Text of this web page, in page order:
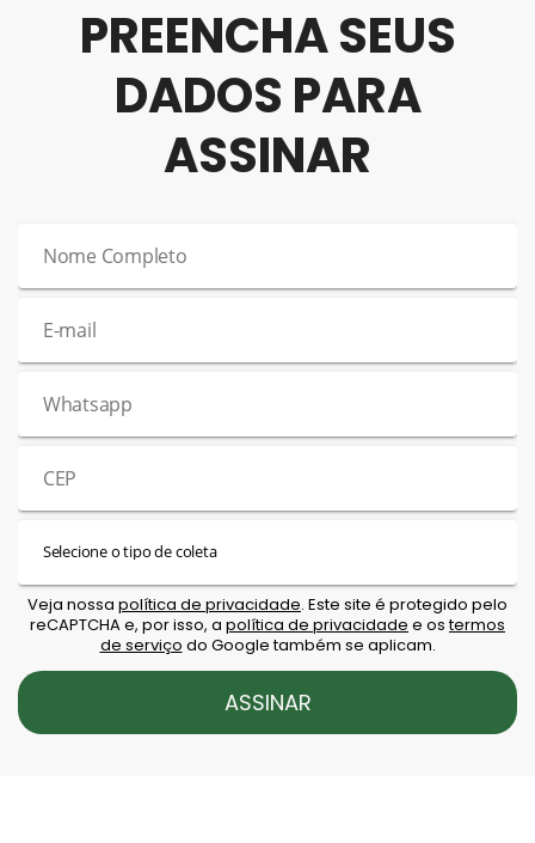
PREENCHA SEUS
DADOS PARA
ASSINAR
Veja nossa política de privacidade. Este site é protegido pelo
reCAPTCHA e, por isso, a política de privacidade e ostermos
de serviço do Google também se aplicam.
ASSINAR